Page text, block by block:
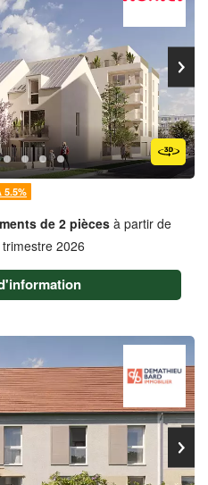
5.5%
de 2 pièces à partir de
2026